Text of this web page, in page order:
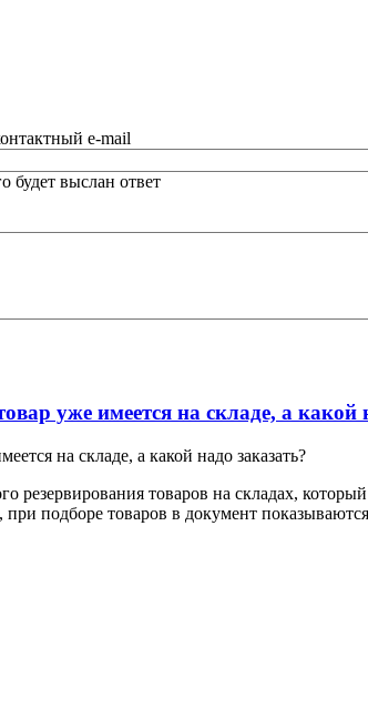
e-mail
будет выслан ответ
уже имеется на складе, а какой
на складе, а какой надо заказать?
товаров на складах,
подборе товаров в документ